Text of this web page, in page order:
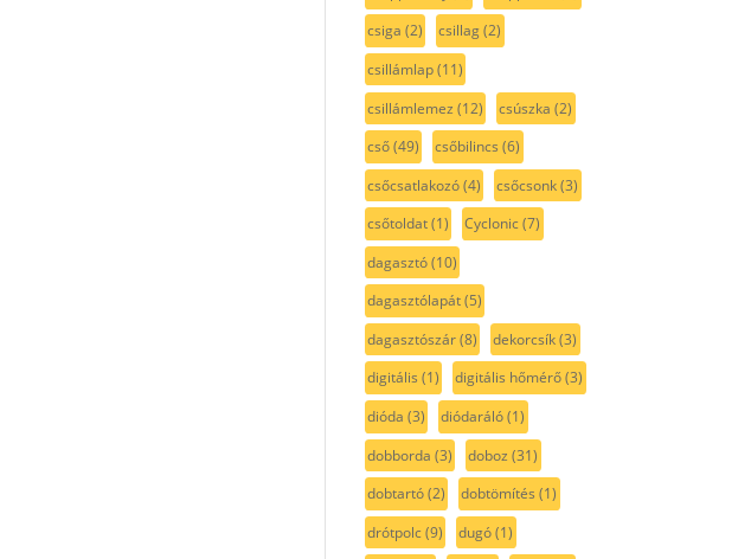
csiga (2) csillag(2)
csillámlap(11)
csillámlemez (12) csúszka (2)
cső(49) csőbilincs (6)
csőcsatlakozó(4) csőcsonk(3)
csőtoldat(1) Cyclonic(7)
dagasztó(10)
dagasztólapát(5)
dagasztószár(8) dekorcsík(3)
digitális (1) digitális hőmérő(3)
dióda (3) diódaráló(1)
dobborda (3) doboz (31)
dobtartó(2) dobtömítés (1)
drótpolc(9) dugó(1)